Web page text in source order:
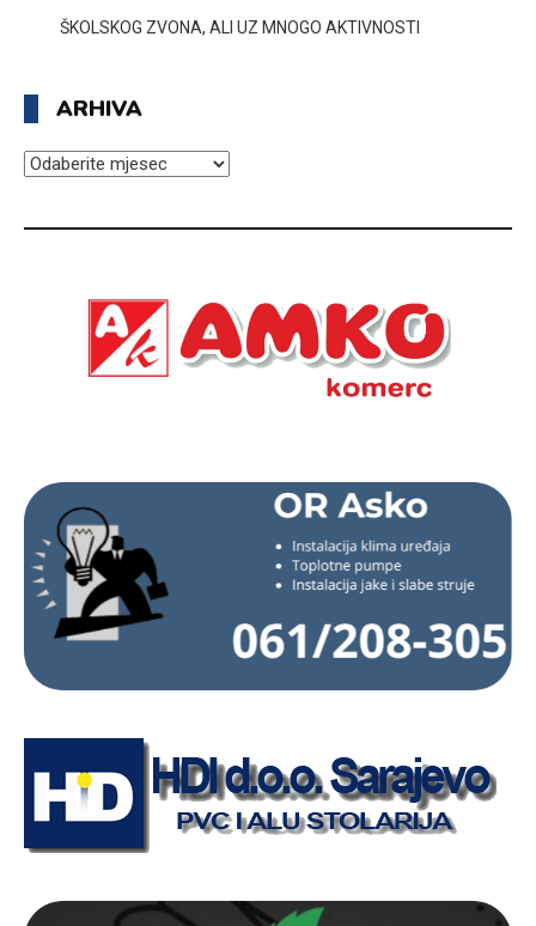
ŠKOLSKOG ZVONA, ALI UZ MNOGO AKTIVNOSTI
ARHIVA
ARHIVA